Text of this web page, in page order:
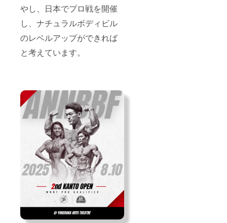
やし、日本でプロ戦を開催
し、ナチュラルボディビル
のレベルアップができれば
と考えています。